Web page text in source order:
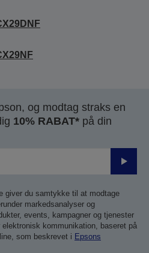
og modtag straks en
10% RABAT* på din
Send
giver du samtykke til at modtage
markedsanalyser og
events, kampagner og tjenester
kommunikation, baseret på
som beskrevet i Epsons